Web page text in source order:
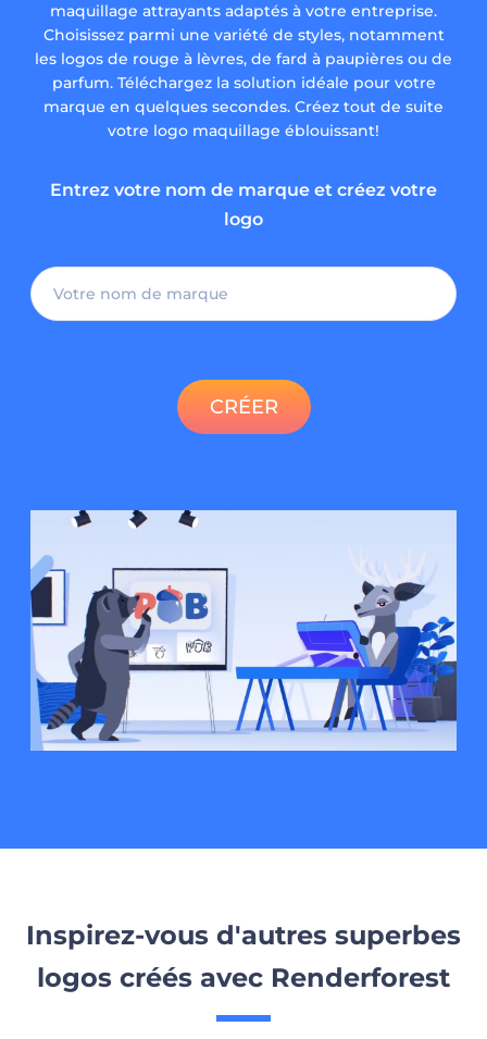
maquillage attrayants adaptés à votre entreprise.
Choisissez parmi une variété de styles, notamment
les logos de rouge à lèvres, de fard à paupières ou de
parfum. Téléchargez la solution idéale pour votre
marque en quelques secondes. Créez tout de suite
votre logo maquillage éblouissant!
Entrez votre nom de marque et créez votre
logo
CRÉER
Inspirez-vous d'autres superbes
logos créés avec Renderforest